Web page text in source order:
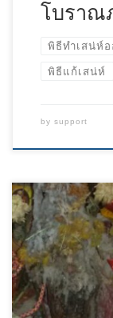
โบราณ
พิธีทำเสน่ห์
พิธีแก้เสน่ห์
by support